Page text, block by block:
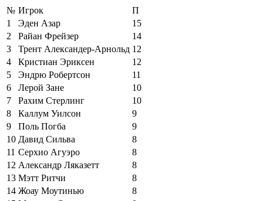
№ Игрок
П
1
Эден Азар
15
2
Райан Фрейзер
14
3
Трент Александер-Арнольд 12
4
Кристиан Эриксен
12
5
Эндрю Робертсон
11
6
Лерой Зане
10
7
Рахим Стерлинг
10
8
Каллум Уилсон
9
9
Поль Погба
9
10 Давид Сильва
8
11 Серхио Агуэро
8
12 Александр Ляказетт
8
13 Мэтт Ритчи
8
14 Жоау Моутинью
8